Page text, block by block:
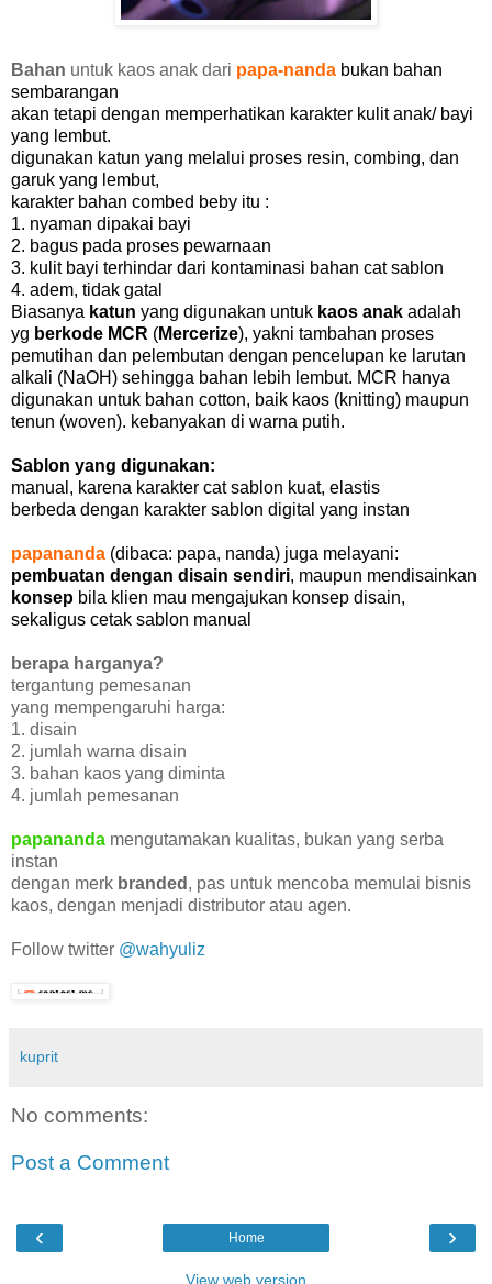
Bahan untuk kaos anak dari papa-nanda bukan bahan
sembarangan
akan tetapi dengan memperhatikan karakter kulit anak/ bayi
yang lembut.
digunakan katun yang melalui proses resin, combing, dan
garuk yang lembut,
karakter bahan combed beby itu :
1. nyaman dipakai bayi
2. bagus pada proses pewarnaan
3. kulit bayi terhindar dari kontaminasi bahan cat sablon
4. adem, tidak gatal
Biasanya katun yang digunakan untuk kaos anak adalah
yg berkode MCR (Mercerize), yakni tambahan proses
pemutihan dan pelembutan dengan pencelupan ke larutan
alkali (NaOH) sehingga bahan lebih lembut. MCR hanya
digunakan untuk bahan cotton, baik kaos (knitting) maupun
tenun (woven). kebanyakan di warna putih.
Sablon yang digunakan:
manual, karena karakter cat sablon kuat, elastis
berbeda dengan karakter sablon digital yang instan
papananda (dibaca: papa, nanda) juga melayani:
pembuatan dengan disain sendiri, maupun mendisainkan
konsep bila klien mau mengajukan konsep disain,
sekaligus cetak sablon manual
berapa harganya?
tergantung pemesanan
yang mempengaruhi harga:
1. disain
2. jumlah warna disain
3. bahan kaos yang diminta
4. jumlah pemesanan
papananda mengutamakan kualitas, bukan yang serba
instan
dengan merk branded , pas untuk mencoba memulai bisnis
kaos, dengan menjadi distributor atau agen.
Follow twitter @wahyuliz
kuprit
No comments:
Post a Comment
‹ ›
Home
View web version